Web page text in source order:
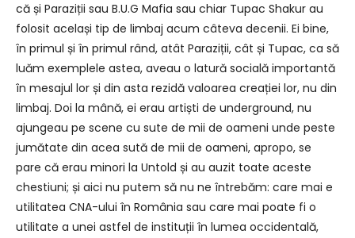
că și Paraziții sau B.U.G Mafia sau chiar Tupac Shakur au
folosit același tip de limbaj acum câteva decenii. Ei bine,
în primul și în primul rând, atât Paraziții, cât și Tupac, ca să
luăm exemplele astea, aveau o latură socială importantă
în mesajul lor și din asta rezidă valoarea creației lor, nu din
limbaj. Doi la mână, ei erau artiști de underground, nu
ajungeau pe scene cu sute de mii de oameni unde peste
jumătate din acea sută de mii de oameni, apropo, se
pare că erau minori la Untold și au auzit toate aceste
chestiuni; și aici nu putem să nu ne întrebăm: care mai e
utilitatea CNA-ului în România sau care mai poate fi o
utilitate a unei astfel de instituții în lumea occidentală,